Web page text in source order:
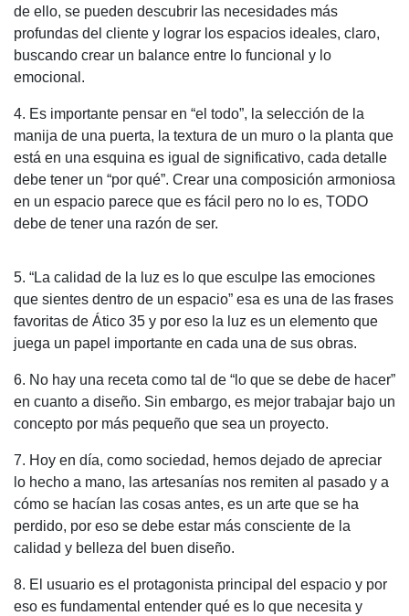
de ello, se pueden descubrir las necesidades más
profundas del cliente y lograr los espacios ideales, claro,
buscando crear un balance entre lo funcional y lo
emocional.
4. Es importante pensar en “el todo”, la selección de la
manija de una puerta, la textura de un muro o la planta que
está en una esquina es igual de significativo, cada detalle
debe tener un “por qué”. Crear una composición armoniosa
en un espacio parece que es fácil pero no lo es, TODO
debe de tener una razón de ser.
5. “La calidad de la luz es lo que esculpe las emociones
que sientes dentro de un espacio” esa es una de las frases
favoritas de Ático 35 y por eso la luz es un elemento que
juega un papel importante en cada una de sus obras.
6. No hay una receta como tal de “lo que se debe de hacer”
en cuanto a diseño. Sin embargo, es mejor trabajar bajo un
concepto por más pequeño que sea un proyecto.
7. Hoy en día, como sociedad, hemos dejado de apreciar
lo hecho a mano, las artesanías nos remiten al pasado y a
cómo se hacían las cosas antes, es un arte que se ha
perdido, por eso se debe estar más consciente de la
calidad y belleza del buen diseño.
8. El usuario es el protagonista principal del espacio y por
eso es fundamental entender qué es lo que necesita y